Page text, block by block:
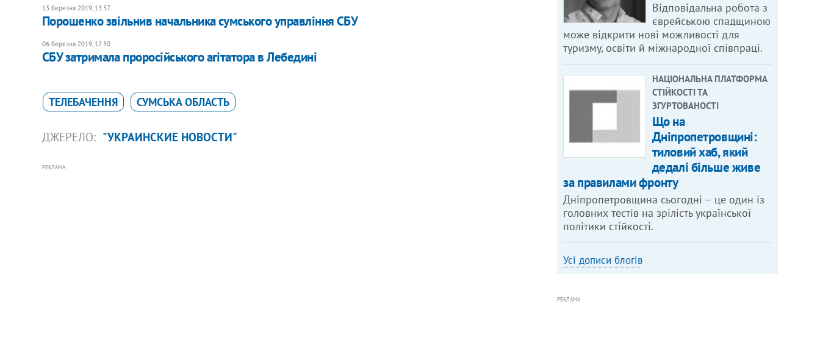
13 березня 2019, 13:37
Порошенко звільнив начальника сумського управління СБУ
06 березня 2019, 12:30
СБУ затримала проросійського агітатора в Лебедині
ТЕЛЕБАЧЕННЯ СУМСЬКА ОБЛАСТЬ
ДЖЕРЕЛО: "УКРАИНСКИЕ НОВОСТИ"
РЕКЛАМА
Відповідальна робота з
єврейською спадщиною
може відкрити нові можливості для
туризму, освіти й міжнародної співпраці.
НАЦІОНАЛЬНА ПЛАТФОРМА
СТІЙКОСТІ ТА
ЗГУРТОВАНОСТІ
Що на
Дніпропетровщині:
тиловий хаб, який
дедалі більше живе
за правилами фронту
Дніпропетровщина сьогодні – це один із
головних тестів на зрілість української
політики стійкості.
Усі дописи блогів
РЕКЛАМА